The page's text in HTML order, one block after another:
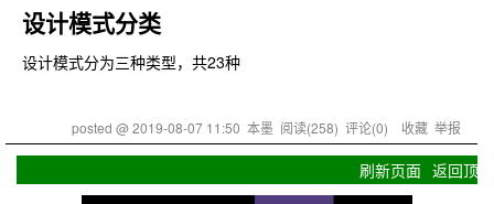
设计模式分类
设计模式分为三种类型，共23种
posted @2019-08-07 11:50 本墨 阅读(258) 评论(0) 收藏 举报
刷新页面 返回顶部